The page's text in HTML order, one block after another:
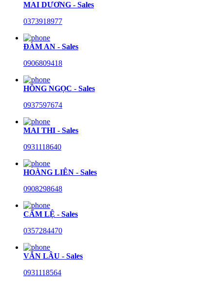
MAI DƯƠNG - Sales
0373918977
ĐÀM AN - Sales
0906809418
HỒNG NGỌC - Sales
0937597674
MAI THI - Sales
0931118640
HOÀNG LIÊN - Sales
0908298648
CẨM LỆ - Sales
0357284470
VĂN LÂU - Sales
0931118564